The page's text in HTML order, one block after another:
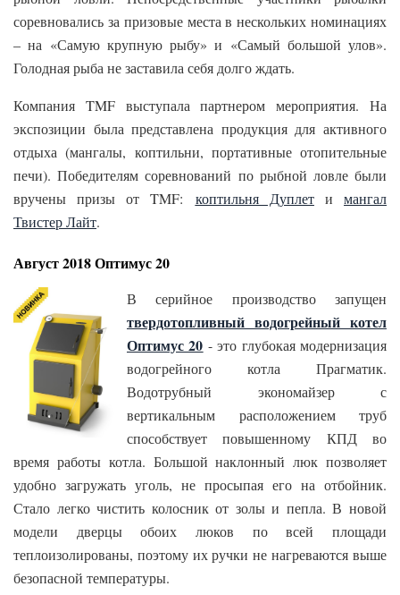
соревновались за призовые места в нескольких номинациях
– на «Самую крупную рыбу» и «Самый большой улов».
Голодная рыба не заставила себя долго ждать.
Компания TMF выступала партнером мероприятия. На
экспозиции была представлена продукция для активного
отдыха (мангалы, коптильни, портативные отопительные
печи). Победителям соревнований по рыбной ловле были
вручены призы от TMF: коптильня Дуплетимангал
Твистер Лайт.
Август 2018 Оптимус 20
В серийное производство запущен
твердотопливный водогрейный котел
Оптимус 20 - это глубокая модернизация
водогрейного котла Прагматик.
Водотрубный экономайзер с
вертикальным расположением труб
способствует повышенному КПД во
время работы котла. Большой наклонный люк позволяет
удобно загружать уголь, не просыпая его на отбойник.
Стало легко чистить колосник от золы и пепла. В новой
модели дверцы обоих люков по всей площади
теплоизолированы, поэтому их ручки не нагреваются выше
безопасной температуры.